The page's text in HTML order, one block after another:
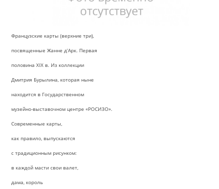
Французские карты (верхние три),
посвященные Жанне д’Арк. Первая
половина XIX в. Из коллекции
Дмитрия Бурылина, которая ныне
находится в Государственном
музейно-выставочном центре «РОСИЗО».
Современные карты,
как правило, выпускаются
с традиционным рисунком:
в каждой масти свои валет,
дама, король